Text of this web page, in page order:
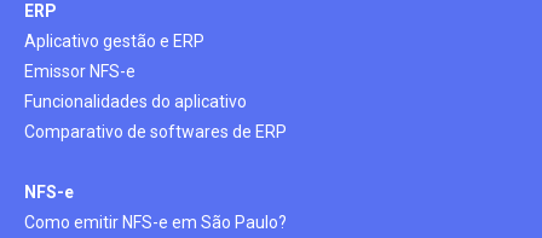
ERP
Aplicativo gestão e ERP
Emissor NFS-e
Funcionalidades do aplicativo
Comparativo de softwares de ERP
NFS-e
Como emitir NFS-e em São Paulo?